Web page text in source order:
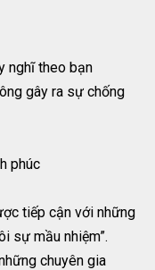
nghĩ theo bạn
gây ra sự chống
phúc
tiếp cận với những
sự mầu nhiệm”.
chuyên gia